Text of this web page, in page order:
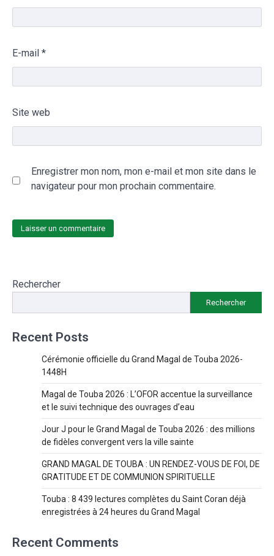
E-mail *
Site web
Enregistrer mon nom, mon e-mail et mon site dans le
navigateur pour mon prochain commentaire.
Rechercher
Rechercher
Recent Posts
Cérémonie officielle du Grand Magal de Touba 2026-
1448H
Magal de Touba 2026 : L’OFOR accentue la surveillance
et le suivi technique des ouvrages d’eau
Jour J pour le Grand Magal de Touba 2026 : des millions
de fidèles convergent vers la ville sainte
GRAND MAGAL DE TOUBA : UN RENDEZ-VOUS DE FOI, DE
GRATITUDE ET DE COMMUNION SPIRITUELLE
Touba : 8 439 lectures complètes du Saint Coran déjà
enregistrées à 24 heures du Grand Magal
Recent Comments